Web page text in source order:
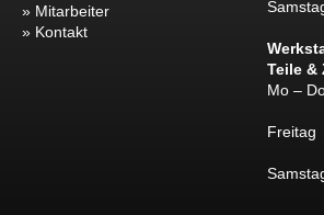
Mitarbeiter
Kontakt
Teile &
Mo –
Freitag